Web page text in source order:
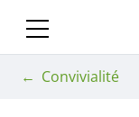
contenu
Convivialité